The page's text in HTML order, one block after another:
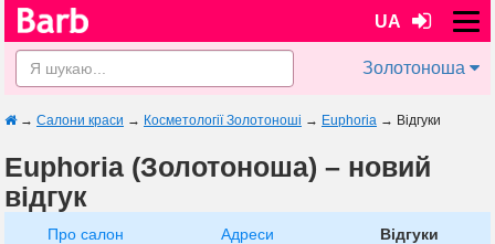
UA
Золотоноша
→ Салони краси → Косметології Золотоноші → Euphoria → Відгуки
Euphoria (Золотоноша) – новий
відгук
Про салон Адреси Відгуки